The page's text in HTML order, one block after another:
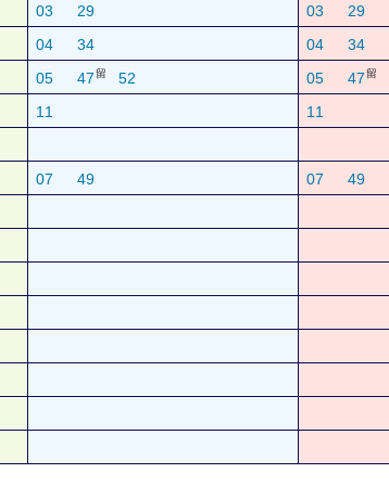
03 29 03
29
04 34 04
34
05 47留 52 05 47留
11
11
07 49 07
49